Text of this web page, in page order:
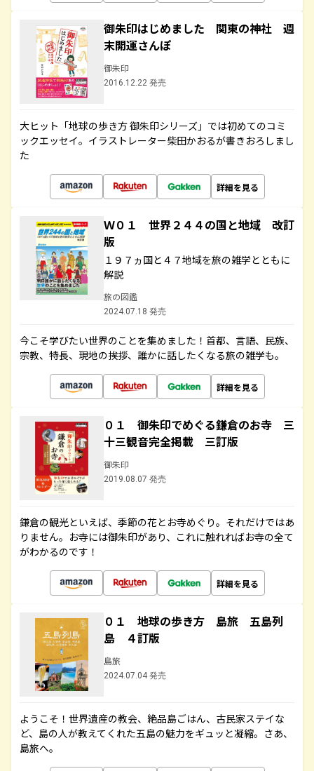
御朱印はじめました 関東の神社 週
末開運さんぽ
御朱印
2016.12.22 発売
大ヒット「地球の歩き方 御朱印シリーズ」では初めてのコミ
ックエッセイ。イラストレーター柴田かおるが書きおろしまし
た
詳細を見る
Ｗ０１ 世界２４４の国と地域 改訂
版
１９７ヵ国と４７地域を旅の雑学とともに
解説
旅の図鑑
2024.07.18 発売
今こそ学びたい世界のことを集めました！首都、言語、民族、
宗教、特長、現地の挨拶、誰かに話したくなる旅の雑学も。
詳細を見る
０１ 御朱印でめぐる鎌倉のお寺 三
十三観音完全掲載 三訂版
御朱印
2019.08.07 発売
鎌倉の観光といえば、季節の花とお寺めぐり。それだけではあ
りません。お寺には御朱印があり、これに触れればお寺の全て
がわかるのです！
詳細を見る
０１ 地球の歩き方 島旅 五島列
島 ４訂版
島旅
2024.07.04 発売
ようこそ！世界遺産の教会、絶品島ごはん、古民家ステイな
ど、島の人が教えてくれた五島の魅力をギュッと凝縮。さあ、
島旅へ。